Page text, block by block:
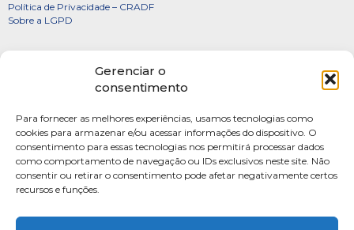
Gerenciar o
consentimento
Para fornecer as melhores experiências, usamos tecnologias como
cookies para armazenar e/ou acessar informações do dispositivo. O
consentimento para essas tecnologias nos permitirá processar dados
como comportamento de navegação ou IDs exclusivos neste site. Não
consentir ou retirar o consentimento pode afetar negativamente certos
recursos e funções.
Política de Privacidade – CRADF
Sobre a LGPD
Diretoria
FOTOS
Webmail
Artigos
Escritores do Sistema